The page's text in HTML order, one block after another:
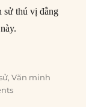
sử thú vị đằng
về bộ cổ luật
,Văn minh